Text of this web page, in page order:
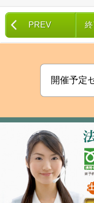
PREV
開催予定